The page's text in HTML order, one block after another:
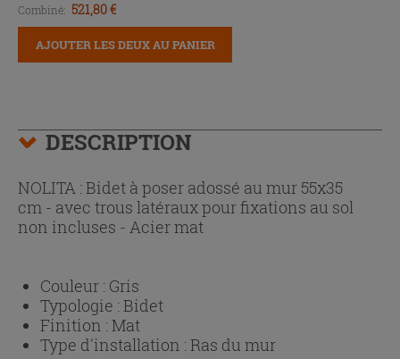
Combiné: 521,80 €
AJOUTER LES DEUX AU PANIER
DESCRIPTION
NOLITA : Bidet à poser adossé au mur 55x35
cm - avec trous latéraux pour fixations au sol
non incluses - Acier mat
Couleur : Gris
Typologie :Bidet
Finition :Mat
Type d'installation :Ras du mur